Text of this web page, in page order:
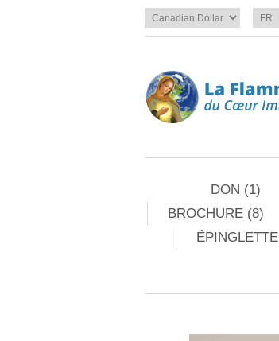
DON (1)
BROCHURE (8)